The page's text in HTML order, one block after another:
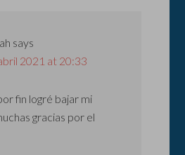
says
2021 at 20:33
fin logré bajar mi
gracias por el